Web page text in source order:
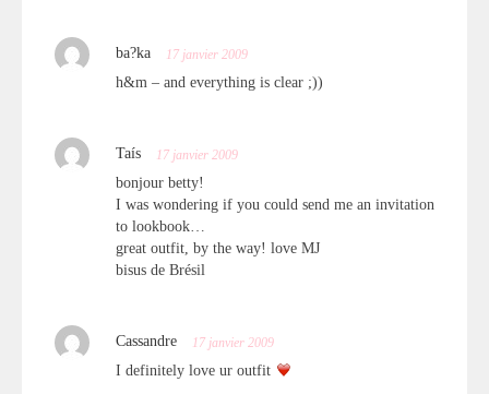
ba?ka 17 janvier 2009
h&m – and everything is clear ;))
Taís 17 janvier 2009
bonjour betty!
I was wondering if you could send me an invitation
to lookbook…
great outfit, by the way! love MJ
bisus de Brésil
Cassandre 17 janvier 2009
I definitely love ur outfit